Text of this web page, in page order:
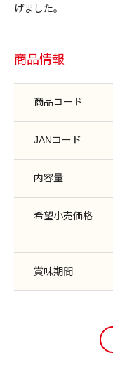
げました。
商品情報
商品コード
JANコード
内容量
希望小売価格
賞味期間